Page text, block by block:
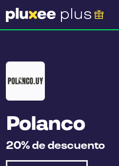
Polanco
20% de descuento